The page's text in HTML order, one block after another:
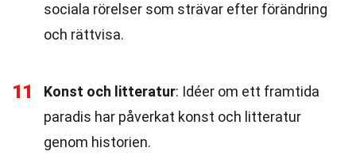
sociala rörelser som strävar efter förändring
och rättvisa.
11 Konst och litteratur: Idéer om ett framtida
paradis har påverkat konst och litteratur
genom historien.